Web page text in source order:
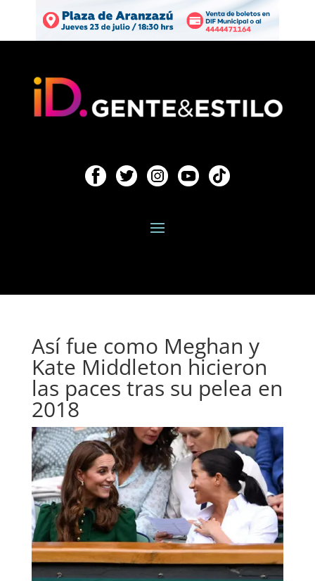
Así fue como Meghan y
Kate Middleton hicieron
las paces tras su pelea en
2018